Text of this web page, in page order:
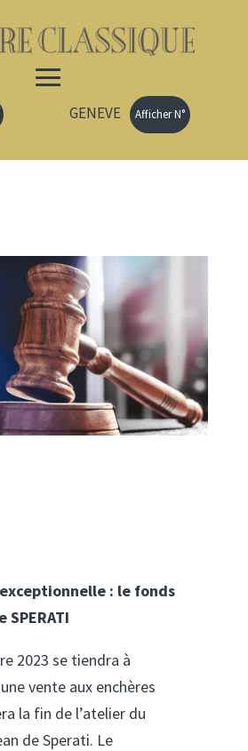
GENEVE Afficher N°
: le fonds
2023 se tiendra à
vente aux enchères
la fin de l’atelier du
de Sperati. Le